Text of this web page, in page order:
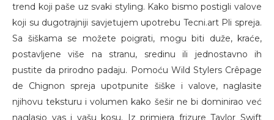
trend koji paše uz svaki styling. Kako bismo postigli valove
koji su dugotrajniji savjetujem upotrebu Tecni.art Pli spreja.
Sa šiškama se možete poigrati, mogu biti duže, kraće,
postavljene više na stranu, sredinu ili jednostavno ih
pustite da prirodno padaju. Pomoću Wild Stylers Crêpage
de Chignon spreja upotpunite šiške i valove, naglasite
njihovu teksturu i volumen kako šešir ne bi dominirao već
naglasio vas i vašu kosu. Iz primjera frizure Taylor Swift